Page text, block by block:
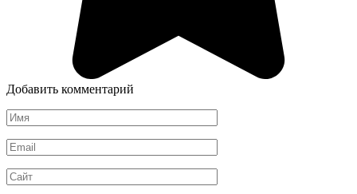
Добавить комментарий
Имя
*
Email
*
Сайт